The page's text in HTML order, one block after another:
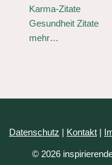
Karma-Zitate
Gesundheit Zitate
mehr…
Datenschutz | Kontakt |
© 2026